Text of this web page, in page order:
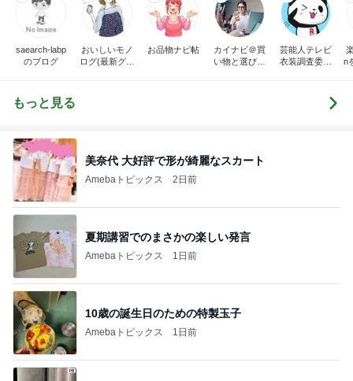
saearch-labp
のブログ
おいしいモノ
ログ(最新グル
お品物ナビ帖
カイナビ＠買
い物と選び方
芸能人テレビ
衣装調査委員
n
もっと見る
美奈代 大好評で形が綺麗なスカート
Amebaトピックス 2日前
夏期講習でのまさかの楽しい発言
Amebaトピックス 1日前
10歳の誕生日のための特製玉子
Amebaトピックス 1日前